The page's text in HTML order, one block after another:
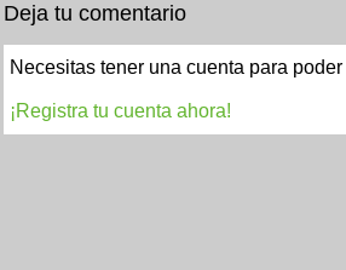
Deja tu comentario
Necesitas tener una cuenta para
¡Registra tu cuenta ahora!